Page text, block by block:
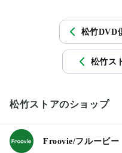
松竹DVD
松竹ス
松竹ストアのショップ
Froovie/フルービー